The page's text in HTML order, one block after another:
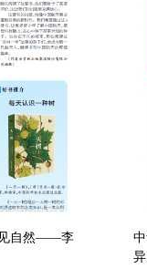
里种下和平
查
见自然——李